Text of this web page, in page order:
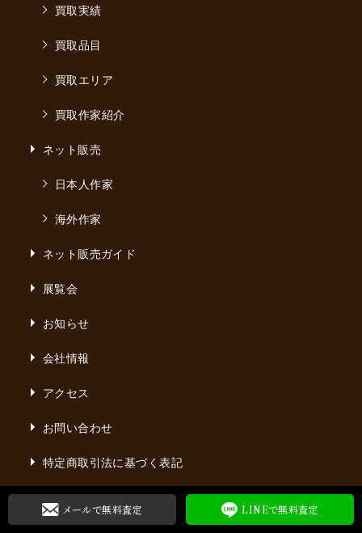
メールで無料査定 LINEで無料査定
買取実績
買取品目
買取エリア
買取作家紹介
ネット販売
日本人作家
海外作家
ネット販売ガイド
展覧会
お知らせ
会社情報
アクセス
お問い合わせ
特定商取引法に基づく表記
古物営業法に基づく表記